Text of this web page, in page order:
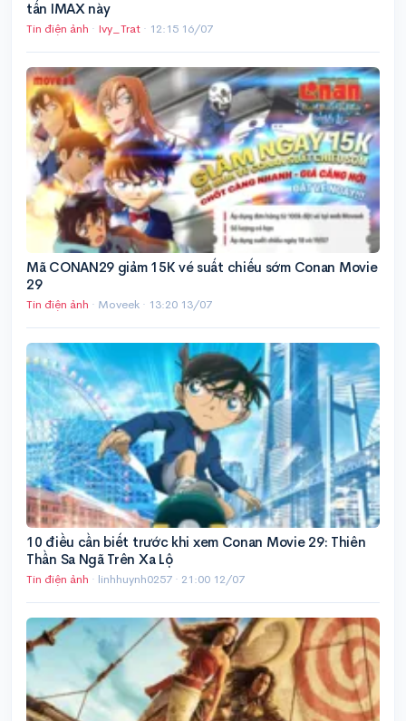
tấn IMAX này
Tin điện ảnh · Ivy_Trat · 12:15 16/07
Mã CONAN29 giảm 15K vé suất chiếu sớm Conan Movie
29
Tin điện ảnh · Moveek · 13:20 13/07
10 điều cần biết trước khi xem Conan Movie 29: Thiên
Thần Sa Ngã Trên Xa Lộ
Tin điện ảnh · linhhuynh0257 · 21:00 12/07